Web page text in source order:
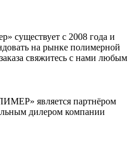
существует с 2008 года и
на рынке полимерной
свяжитесь с нами любым
является партнёром
дилером компании